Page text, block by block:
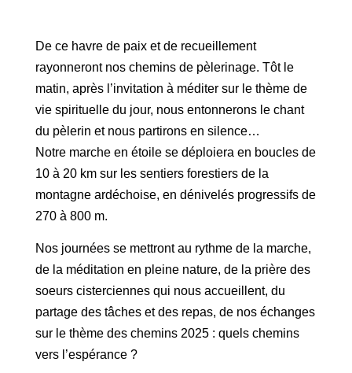
De ce havre de paix et de recueillement
rayonneront nos chemins de pèlerinage. Tôt le
matin, après l’invitation à méditer sur le thème de
vie spirituelle du jour, nous entonnerons le chant
du pèlerin et nous partirons en silence…
Notre marche en étoile se déploiera en boucles de
10 à 20 km sur les sentiers forestiers de la
montagne ardéchoise, en dénivelés progressifs de
270 à 800 m.
Nos journées se mettront au rythme de la marche,
de la méditation en pleine nature, de la prière des
soeurs cisterciennes qui nous accueillent, du
partage des tâches et des repas, de nos échanges
sur le thème des chemins 2025 : quels chemins
vers l’espérance ?